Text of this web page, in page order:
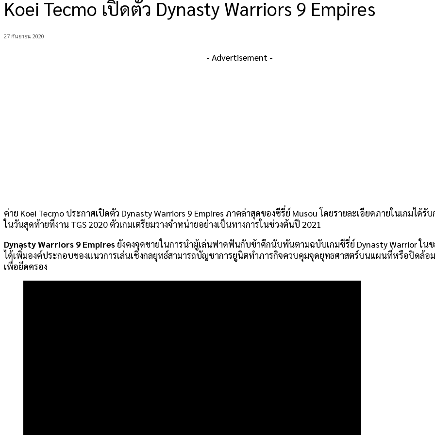
Koei Tecmo เปิดตัว Dynasty Warriors 9 Empires
27 กันยายน 2020
- Advertisement -
ค่าย Koei Tecmo ประกาศเปิดตัว Dynasty Warriors 9 Empires ภาคล่าสุดของซีรี่ย์ Musou โดยรายละเอียดภายในเกมได้รับ
ในวันสุดท้ายที่งาน TGS 2020 ตัวเกมเตรียมวางจำหน่ายอย่างเป็นทางการในช่วงต้นปี 2021
Dynasty Warriors 9 Empires ยังคงจุดขายในการนำผู้เล่นฟาดฟันกับข้าศึกนับพันตามฉบับเกมซีรี่ย์ Dynasty Warrior ใน
ได้เพิ่มองค์ประกอบของแนวการเล่นเชิงกลยุทธ์สามารถบัญชาการยูนิตทำภารกิจควบคุมจุดยุทธศาสตร์บนแผนที่หรือปิดล้อ
เพื่อยึดครอง